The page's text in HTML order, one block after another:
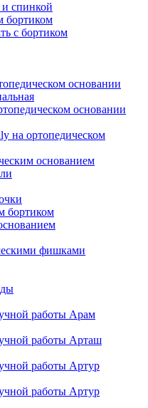
и спинкой
бортиком
с бортиком
основании
основании
на ортопедическом
основанием
бортиком
фишками
работы Арам
работы Арташ
работы Артур
работы Артур